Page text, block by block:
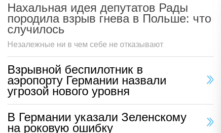
Нахальная идея депутатов Рады
породила взрыв гнева в Польше: что
случилось
Незалежные ни в чем себе не отказывают
Взрывной беспилотник в
аэропорту Германии назвали
угрозой нового уровня
В Германии указали Зеленскому
на роковую ошибку